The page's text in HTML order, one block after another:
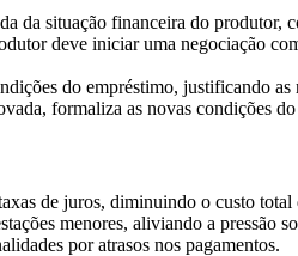
da situação financeira do produtor,
deve iniciar uma negociação
do empréstimo, justificando as
formaliza as novas condições
de juros, diminuindo o custo total
menores, aliviando a pressão
por atrasos nos pagamentos.